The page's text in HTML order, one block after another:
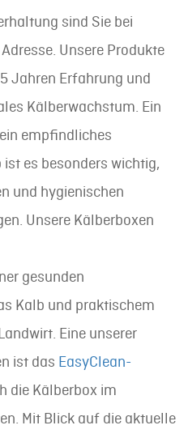
sind Sie bei
Unsere Produkte
Jahren Erfahrung und
Kälberwachstum. Ein
empfindliches
es besonders wichtig,
und hygienischen
Unsere Kälberboxen
gesunden
Kalb und praktischem
Eine unserer
ist das EasyClean-
die Kälberbox im
Mit Blick auf die aktuelle